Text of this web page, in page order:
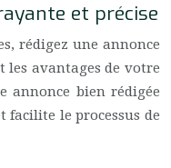
et précise
rédigez une annonce
les avantages de votre
annonce bien rédigée
facilite le processus de